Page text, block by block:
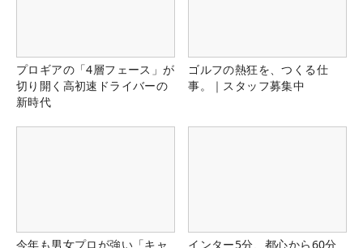
プロギアの「4層フェース」が
切り開く高初速ドライバーの
新時代
ゴルフの熱狂を、つくる仕
事。｜スタッフ募集中
今年も男女プロが強い「キャ
インター5分、都心から60分